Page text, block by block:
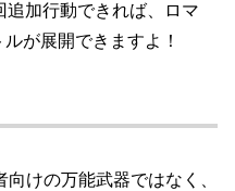
追加行動できれば、ロマ
が展開できますよ！
けの万能武器ではなく、